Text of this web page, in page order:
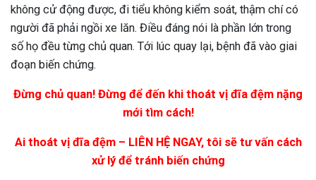
không cử động được, đi tiểu không kiểm soát, thậm chí có
người đã phải ngồi xe lăn. Điều đáng nói là phần lớn trong
số họ đều từng chủ quan. Tới lúc quay lại, bệnh đã vào giai
đoạn biến chứng.
Đừng chủ quan! Đừng để đến khi thoát vị đĩa đệm nặng
mới tìm cách!
Ai thoát vị đĩa đệm – LIÊN HỆ NGAY, tôi sẽ tư vấn cách
xử lý để tránh biến chứng